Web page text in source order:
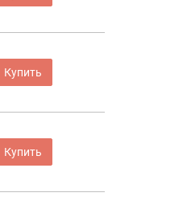
Купить
Купить